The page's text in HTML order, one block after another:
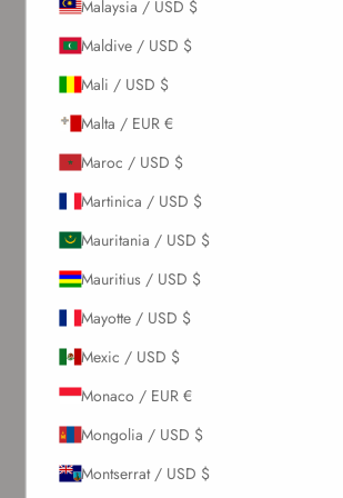
ABONEAZĂ-TE
Solicitări En-Gros
Retururi & Rambursări
Întrebări frecvente
Termeni & Condiții
Malaysia / USD $
Maldive / USD $
Mali / USD $
Malta / EUR €
Maroc / USD $
Martinica / USD $
Mauritania / USD $
Mauritius / USD $
Mayotte / USD $
Mexic / USD $
Monaco / EUR €
Mongolia / USD $
Montserrat / USD $